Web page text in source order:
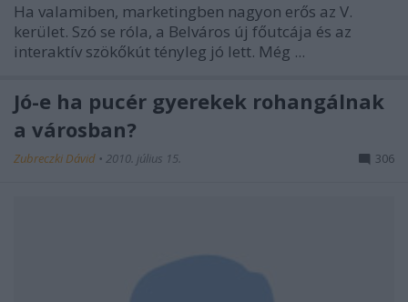
Ha valamiben, marketingben nagyon erős az V.
kerület. Szó se róla, a Belváros új főutcája és az
interaktív szökőkút tényleg jó lett. Még ...
Jó-e ha pucér gyerekek rohangálnak
a városban?
Zubreczki Dávid • 2010. július 15. 306